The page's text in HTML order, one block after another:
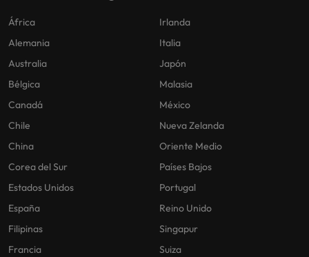
África
Alemania
Australia
Bélgica
Canadá
Chile
China
Corea del Sur
Estados Unidos
España
Filipinas
Francia
Irlanda
Italia
Japón
Malasia
México
Nueva Zelanda
Oriente Medio
Países Bajos
Portugal
Reino Unido
Singapur
Suiza